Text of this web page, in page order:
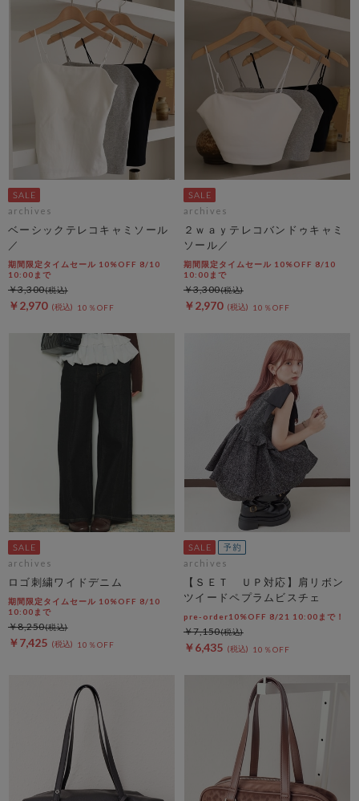
archives
ベーシックテレコキャミソール
／
期間限定タイムセール 10%OFF 8/10
10:00まで
￥2,970 10％OFF
￥3,300
archives
２ｗａｙテレコバンドゥキャミ
ソール／
期間限定タイムセール 10%OFF 8/10
10:00まで
￥2,970 10％OFF
￥3,300
archives
ロゴ刺繍ワイドデニム
期間限定タイムセール 10%OFF 8/10
10:00まで
￥7,425 10％OFF
￥8,250
archives
【ＳＥＴ ＵＰ対応】肩リボン
ツイードペプラムビスチェ
pre-order10%OFF 8/21 10:00まで！
￥6,435 10％OFF
￥7,150